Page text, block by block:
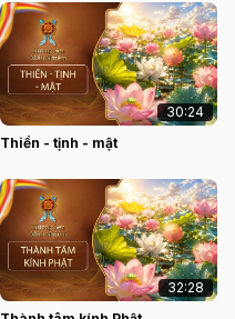
30:24
Thiền - tịnh - mật
32:28